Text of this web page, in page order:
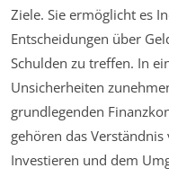
Ziele. Sie ermöglicht es
Entscheidungen über
Schulden zu treffen. In
Unsicherheiten
grundlegenden
gehören das
Investieren und dem